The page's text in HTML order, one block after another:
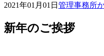
2021年01月01日 管理事務所
新年のご挨拶